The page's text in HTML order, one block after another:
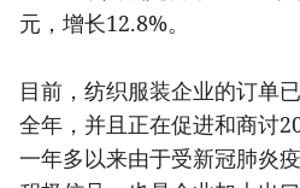
元，增长12.8%。
目前，纺织服装企业的订单
全年，并且正在促进和商讨
一年多以来由于受新冠肺炎